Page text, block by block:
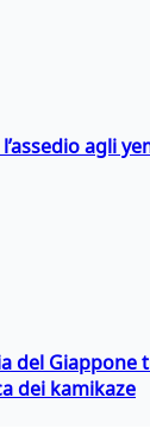
agli
del Giappone
dei kamikaze